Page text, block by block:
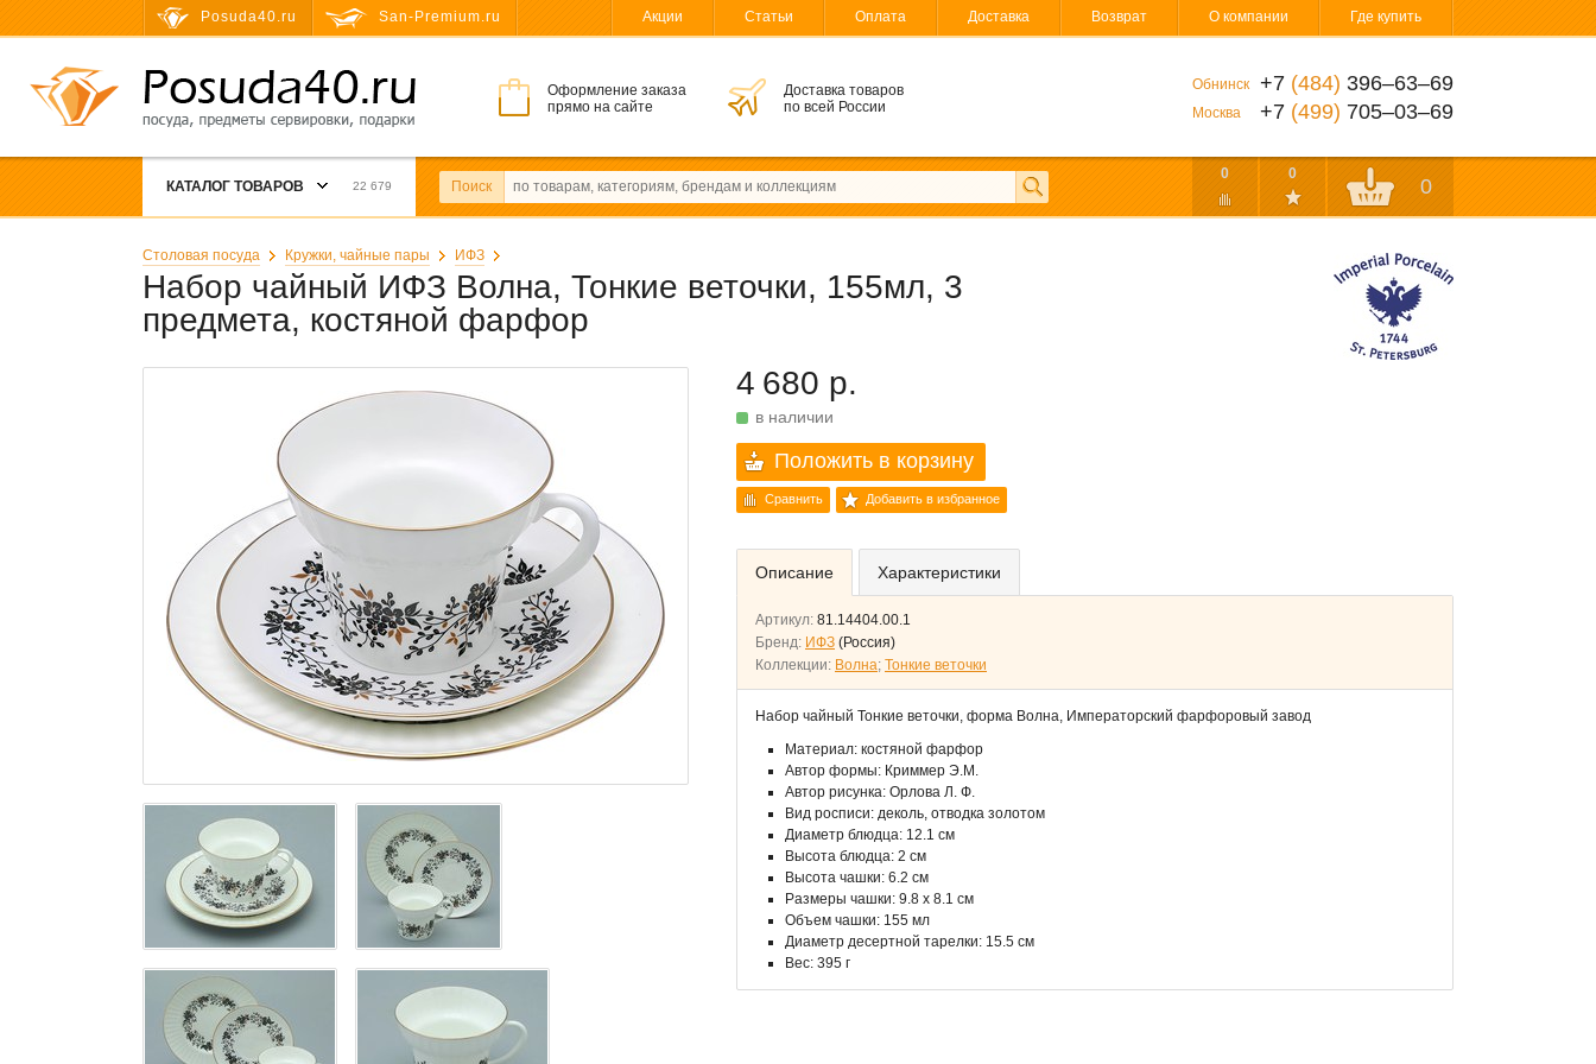
Posuda40.ru San-Premium.ru Акции Статьи Оплата Доставка Возврат О компании Где купить
Оформление заказа
прямо на сайте
Доставка товаров
по всей России
Обнинск +7 (484) 396‒63‒69
Москва +7 (499) 705‒03‒69
КАТАЛОГ ТОВАРОВ 22 679 Поиск
0 0
0
Столовая посуда Кружки, чайные пары ИФЗ
Набор чайный ИФЗ Волна, Тонкие веточки, 155мл, 3
предмета, костяной фарфор
4 680 р.
в наличии
Положить в корзину
Сравнить Добавить в избранное
Описание Характеристики
Артикул: 81.14404.00.1
Бренд: ИФЗ (Россия)
Коллекции: Волна; Тонкие веточки
Набор чайный Тонкие веточки, форма Волна, Императорский фарфоровый завод
Материал: костяной фарфор
Автор формы: Криммер Э.М.
Автор рисунка: Орлова Л. Ф.
Вид росписи: деколь, отводка золотом
Диаметр блюдца: 12.1 см
Высота блюдца: 2 см
Высота чашки: 6.2 см
Размеры чашки: 9.8 х 8.1 см
Объем чашки: 155 мл
Диаметр десертной тарелки: 15.5 см
Вес: 395 г